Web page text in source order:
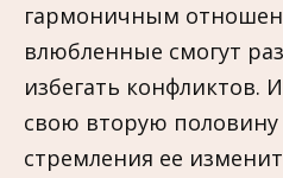
гармоничным
влюбленные смогут
избегать конфликтов.
свою вторую половину
стремления ее